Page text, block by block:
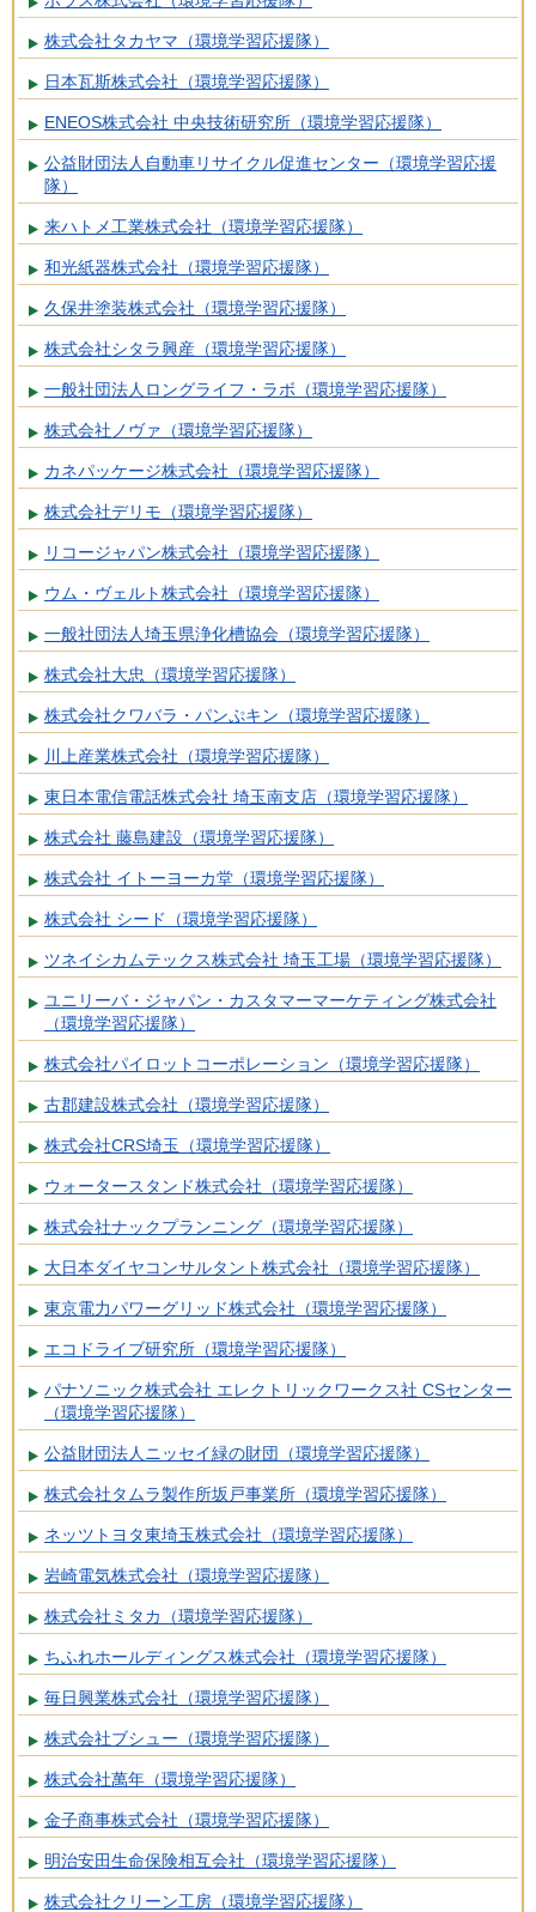
株式会社タカヤマ（環境学習応援隊）
日本瓦斯株式会社（環境学習応援隊）
ENEOS株式会社 中央技術研究所（環境学習応援隊）
公益財団法人自動車リサイクル促進センター（環境学習応援
隊）
来ハトメ工業株式会社（環境学習応援隊）
和光紙器株式会社（環境学習応援隊）
久保井塗装株式会社（環境学習応援隊）
株式会社シタラ興産（環境学習応援隊）
一般社団法人ロングライフ・ラボ（環境学習応援隊）
株式会社ノヴァ（環境学習応援隊）
カネパッケージ株式会社（環境学習応援隊）
株式会社デリモ（環境学習応援隊）
リコージャパン株式会社（環境学習応援隊）
ウム・ヴェルト株式会社（環境学習応援隊）
一般社団法人埼玉県浄化槽協会（環境学習応援隊）
株式会社大忠（環境学習応援隊）
株式会社クワバラ・パンぷキン（環境学習応援隊）
川上産業株式会社（環境学習応援隊）
東日本電信電話株式会社 埼玉南支店（環境学習応援隊）
株式会社 藤島建設（環境学習応援隊）
株式会社 イトーヨーカ堂（環境学習応援隊）
株式会社 シード（環境学習応援隊）
ツネイシカムテックス株式会社 埼玉工場（環境学習応援隊）
ユニリーバ・ジャパン・カスタマーマーケティング株式会社
（環境学習応援隊）
株式会社パイロットコーポレーション（環境学習応援隊）
古郡建設株式会社（環境学習応援隊）
株式会社CRS埼玉（環境学習応援隊）
ウォータースタンド株式会社（環境学習応援隊）
株式会社ナックプランニング（環境学習応援隊）
大日本ダイヤコンサルタント株式会社（環境学習応援隊）
東京電力パワーグリッド株式会社（環境学習応援隊）
エコドライブ研究所（環境学習応援隊）
パナソニック株式会社 エレクトリックワークス社 CSセンター
（環境学習応援隊）
公益財団法人ニッセイ緑の財団（環境学習応援隊）
株式会社タムラ製作所坂戸事業所（環境学習応援隊）
ネッツトヨタ東埼玉株式会社（環境学習応援隊）
岩崎電気株式会社（環境学習応援隊）
株式会社ミタカ（環境学習応援隊）
ちふれホールディングス株式会社（環境学習応援隊）
毎日興業株式会社（環境学習応援隊）
株式会社ブシュー（環境学習応援隊）
株式会社萬年（環境学習応援隊）
金子商事株式会社（環境学習応援隊）
明治安田生命保険相互会社（環境学習応援隊）
株式会社クリーン工房（環境学習応援隊）